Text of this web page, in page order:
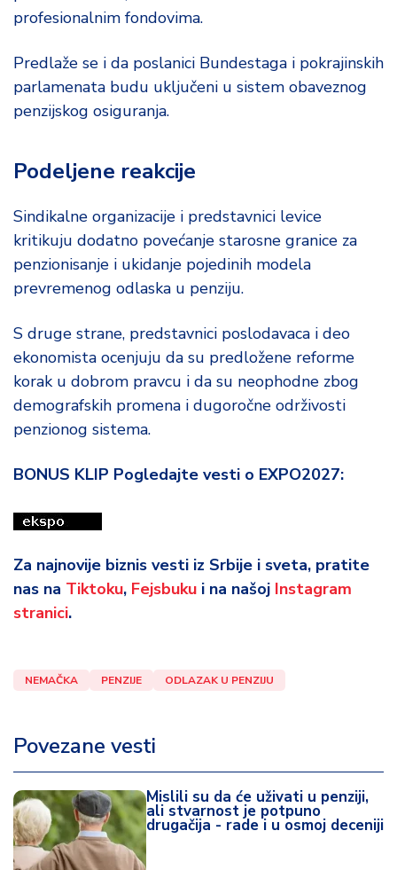
profesionalnim fondovima.
Predlaže se i da poslanici Bundestaga i pokrajinskih
parlamenata budu uključeni u sistem obaveznog
penzijskog osiguranja.
Podeljene reakcije
Sindikalne organizacije i predstavnici levice
kritikuju dodatno povećanje starosne granice za
penzionisanje i ukidanje pojedinih modela
prevremenog odlaska u penziju.
S druge strane, predstavnici poslodavaca i deo
ekonomista ocenjuju da su predložene reforme
korak u dobrom pravcu i da su neophodne zbog
demografskih promena i dugoročne održivosti
penzionog sistema.
BONUS KLIP Pogledajte vesti o EXPO2027:
Za najnovije biznis vesti iz Srbije i sveta, pratite
nas na Tiktoku, Fejsbuku i na našoj Instagram
stranici.
NEMAČKA PENZIJE ODLAZAK U PENZIJU
Povezane vesti
Mislili su da će uživati u penziji,
ali stvarnost je potpuno
drugačija - rade i u osmoj deceniji